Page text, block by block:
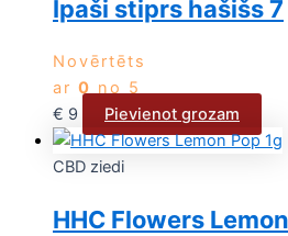
Īpaši stiprs hašišs 7
Novērtēts
ar 0 no 5
€ 9 Pievienot grozam
CBD ziedi
HHC Flowers